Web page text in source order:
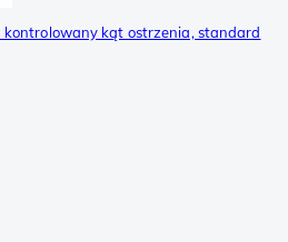
kontrolowany kąt ostrzenia, standard